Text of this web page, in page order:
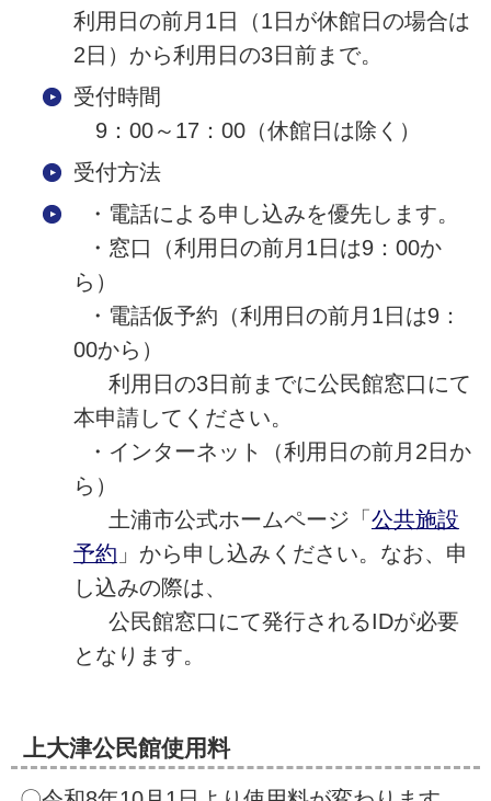
利用日の前月1日（1日が休館日の場合は
2日）から利用日の3日前まで。
受付時間
9：00～17：00（休館日は除く）
受付方法
・電話による申し込みを優先します。
・窓口（利用日の前月1日は9：00か
ら）
・電話仮予約（利用日の前月1日は9：
00から）
利用日の3日前までに公民館窓口にて
本申請してください。
・インターネット（利用日の前月2日か
ら）
土浦市公式ホームページ「 公共施設
予約 」から申し込みください。なお、申
し込みの際は、
公民館窓口にて発行されるIDが必要
となります。
上大津公民館使用料